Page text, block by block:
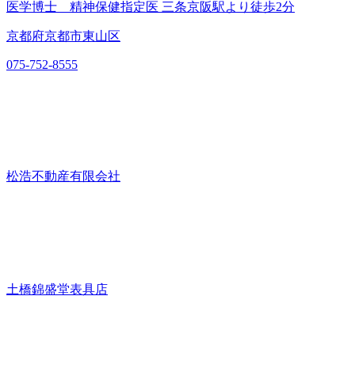
医学博士 精神保健指定医 三条京阪駅より徒歩2分
京都府京都市東山区
075-752-8555
松浩不動産有限会社
土橋錦盛堂表具店